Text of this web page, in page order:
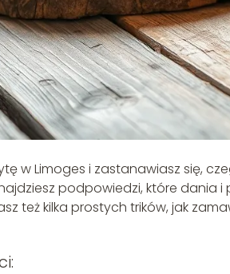
w Limoges i zastanawiasz się,
podpowiedzi, które dania
też kilka prostych trików, jak